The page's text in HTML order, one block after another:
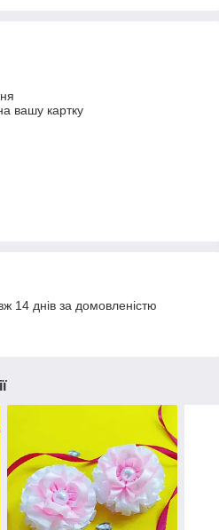
вашу картку
14 днів за домовленістю